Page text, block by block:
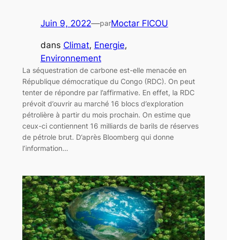
Juin 9, 2022—parMoctar FICOU
dans Climat, Energie
Environnement
La séquestration de carbone est-elle menacée en
République démocratique du Congo (RDC). On peut
tenter de répondre par l’affirmative. En effet, la RDC
prévoit d’ouvrir au marché 16 blocs d’exploration
pétrolière à partir du mois prochain. On estime que
ceux-ci contiennent 16 milliards de barils de réserves
de pétrole brut. D’après Bloomberg qui donne
l’information…